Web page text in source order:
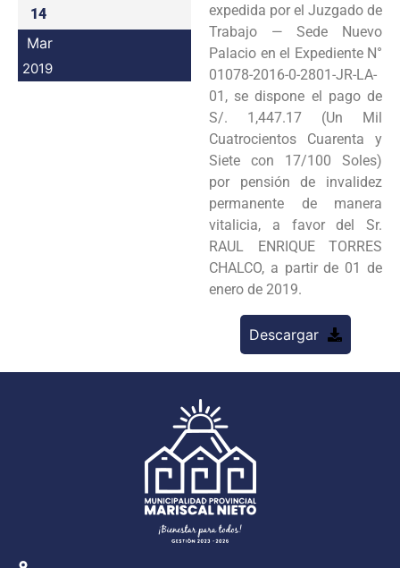
14
Mar
2019
expedida por el Juzgado de
Trabajo — Sede Nuevo
Palacio en el Expediente N°
01078-2016-0-2801-JR-LA-
01, se dispone el pago de
S/. 1,447.17 (Un Mil
Cuatrocientos Cuarenta y
Siete con 17/100 Soles)
por pensión de invalidez
permanente de manera
vitalicia, a favor del Sr.
RAUL ENRIQUE TORRES
CHALCO, a partir de 01 de
enero de 2019.
Descargar